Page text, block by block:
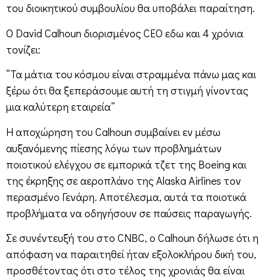
του διοικητικού συμβουλίου θα υποβάλει παραίτηση.
Ο David Calhoun διορισμένος CEO εδω και 4 χρόνια
τονίζει:
“Τα μάτια του κόσμου είναι στραμμένα πάνω μας και
ξέρω ότι θα ξεπεράσουμε αυτή τη στιγμή γίνοντας
μια καλύτερη εταιρεία”
Η αποχώρηση του Calhoun συμβαίνει εν μέσω
αυξανόμενης πίεσης λόγω των προβλημάτων
ποιοτικού ελέγχου σε εμπορικά τζετ της Boeing και
της έκρηξης σε αεροπλάνο της Alaska Airlines τον
περασμένο Γενάρη. Αποτέλεσμα, αυτά τα ποιοτικά
προβλήματα να οδηγήσουν σε παύσεις παραγωγής.
Σε συνέντευξή του στο CNBC, ο Calhoun δήλωσε ότι η
απόφαση να παραιτηθεί ήταν εξολοκλήρου δική του,
προσθέτοντας ότι στο τέλος της χρονιάς θα είναι